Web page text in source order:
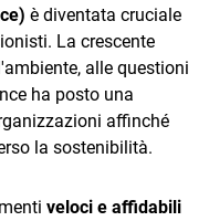
è diventata cruciale
La crescente
alle questioni
ha posto una
affinché
la sostenibilità.
veloci e affidabili